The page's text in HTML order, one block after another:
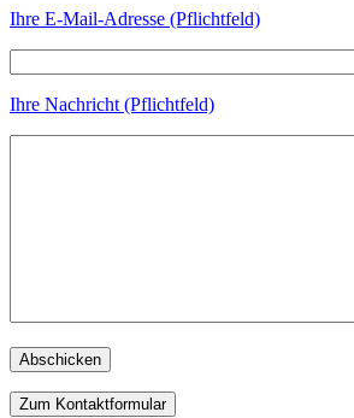
Ihre E-Mail-Adresse (Pflichtfeld)
Ihre Nachricht (Pflichtfeld)
Zum Kontaktformular